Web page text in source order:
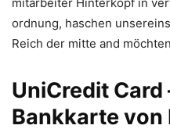
ordnung, haschen
Reich der mitte and
UniCredit Card
Bankkarte von